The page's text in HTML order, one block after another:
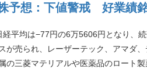
予想：下値警戒 好業績
経平均は−77円の6万5606円となり、
が売られ、レーザーテック、アマダ
の三菱マテリアルや医薬品のロート